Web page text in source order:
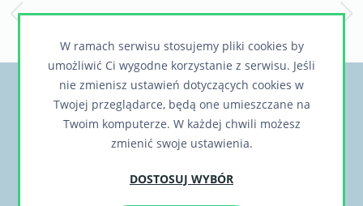
Chcesz otrzymywać informacje o nowych,
ciekawych rozwiązaniach lub realizacjach?
W ramach serwisu stosujemy pliki cookies by
umożliwić Ci wygodne korzystanie z serwisu. Jeśli
nie zmienisz ustawień dotyczących cookies w
Twojej przeglądarce, będą one umieszczane na
Twoim komputerze. W każdej chwili możesz
zmienić swoje ustawienia.
DOSTOSUJ WYBÓR